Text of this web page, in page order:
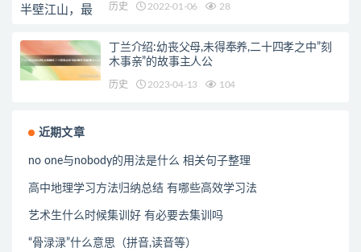
历史 2022-01-06 28
丁兰介绍:幼丧父母,未得奉养,二十四孝之中”刻
木事亲”的故事主人公
历史 2023-04-13 104
近期文章
no one与nobody的用法是什么 相关句子整理
高中地理学习方法归纳总结 有哪些高效学习法
艺术生什么时候集训好 有必要去集训吗
“骨渌渌”什么意思（拼音,读音等）